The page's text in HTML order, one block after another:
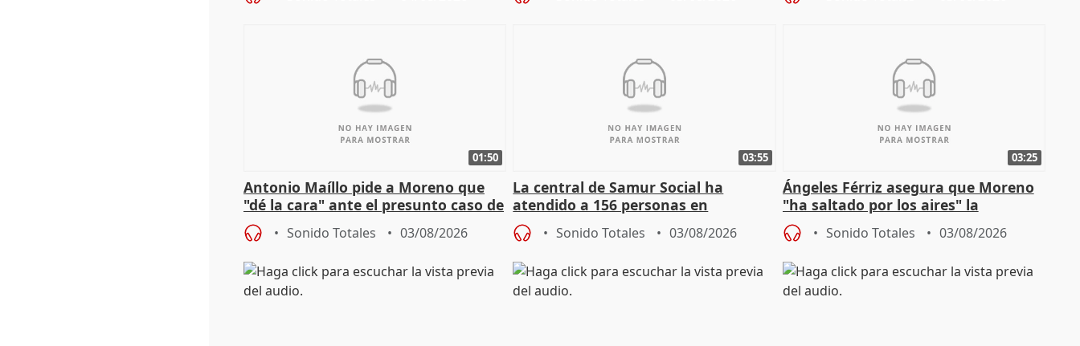
01:50
Antonio Maíllo pide a Moreno que
"dé la cara" ante el presunto caso de
acoso del CEO de ADM
Sonido Totales 03/08/2026
03:55
La central de Samur Social ha
atendido a 156 personas en
situación de calle durante Campaña
de CalorSonido Totales 03/08/2026
03:25
Ángeles Férriz asegura que Moreno
"ha saltado por los aires" la
negociación tras acuerdo con SMA
Sonido Totales 03/08/2026